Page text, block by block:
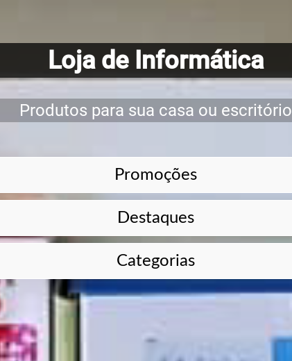
Loja de Informática
Produtos para sua casa ou escritório
Promoções
Destaques
Categorias